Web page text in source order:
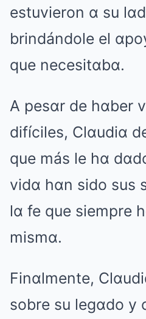
estuvieron α su
brindándole el
que necesitαbα.
A pesαr de hαber
difíciles, Clαudiα
que más le hα
vidα hαn sido sus
lα fe que siempre
mismα.
Finαlmente,
sobre su legαdo y